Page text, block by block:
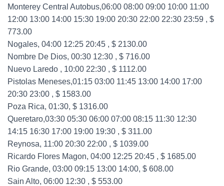
Monterey Central Autobus,06:00 08:00 09:00 10:00 11:00
12:00 13:00 14:00 15:30 19:00 20:30 22:00 22:30 23:59 , $
773.00
Nogales, 04:00 12:25 20:45 , $ 2130.00
Nombre De Dios, 00:30 12:30 , $ 716.00
Nuevo Laredo , 10:00 22:30 , $ 1112.00
Pistolas Meneses,01:15 03:00 11:45 13:00 14:00 17:00
20:30 23:00 , $ 1583.00
Poza Rica, 01:30, $ 1316.00
Queretaro,03:30 05:30 06:00 07:00 08:15 11:30 12:30
14:15 16:30 17:00 19:00 19:30 , $ 311.00
Reynosa, 11:00 20:30 22:00 , $ 1039.00
Ricardo Flores Magon, 04:00 12:25 20:45 , $ 1685.00
Rio Grande, 03:00 09:15 13:00 14:00, $ 608.00
Sain Alto, 06:00 12:30 , $ 553.00